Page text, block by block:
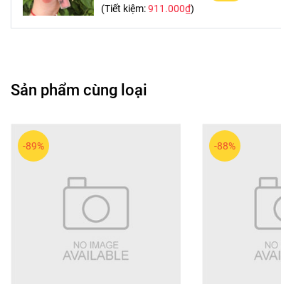
(Tiết kiệm:911.000₫)
Sản phẩm cùng loại
-89% -88%